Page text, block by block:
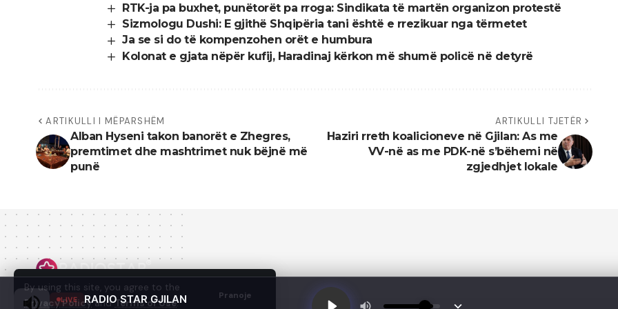
By using this site, you agree to the
Privacy PolicyandTerms of Use.
Pranoje
RTK-ja pa buxhet, punëtorët pa rroga: Sindikata të martën organizon protestë
Sizmologu Dushi: E gjithë Shqipëria tani është e rrezikuar nga tërmetet
Ja se si do të kompenzohen orët e humbura
Kolonat e gjata nëpër kufij, Haradinaj kërkon më shumë policë në detyrë
ARTIKULLI I MËPARSHËM
Alban Hyseni takon banorët e Zhegres,
premtimet dhe mashtrimet nuk bëjnë më
punë
ARTIKULLI TJETËR
Haziri rreth koalicioneve në Gjilan: As me
VV-në as me PDK-në s’bëhemi në
zgjedhjet lokale
LIVE RADIO STAR GJILAN